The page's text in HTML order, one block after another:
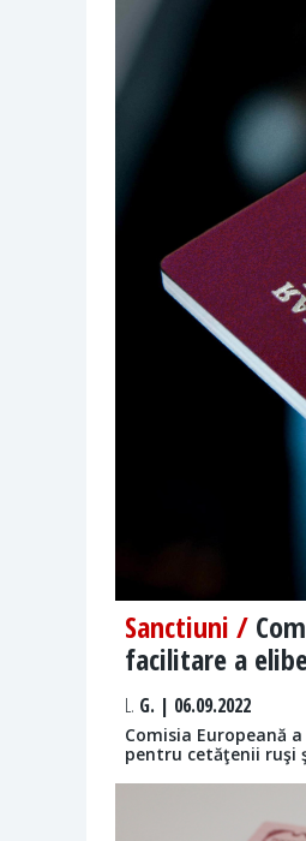
Sanctiuni /
facilitare a
L. G. | 06.09.2022
Comisia Europeană
pentru cetăţenii ruşi